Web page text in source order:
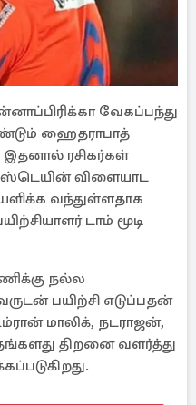
வேகப்பந்து
ஹைதராபாத்
ரசிகர்கள்
ஸ்டெயின் விளையாட
வந்துள்ளதாக
டாம் மூடி
நல்ல
பயிற்சி எடுப்பதன்
மாலிக், நடராஜன்,
திறனை வளர்த்து